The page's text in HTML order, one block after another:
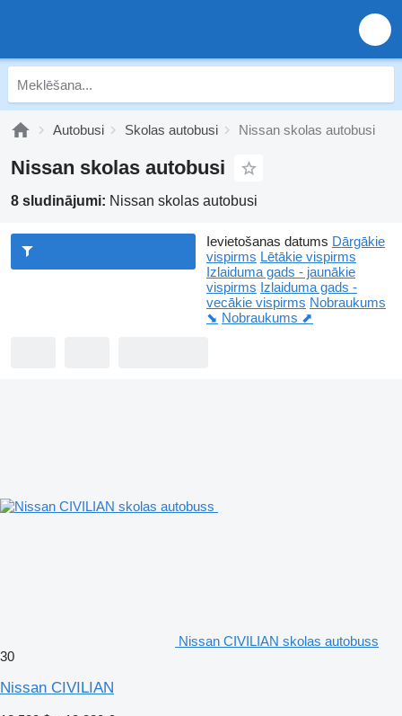
Autobusi Skolas autobusi Nissan skolas autobusi
Nissan skolas autobusi
8 sludinājumi: Nissan skolas autobusi
Ievietošanas datums Dārgākie
vispirms Lētākie vispirms
Izlaiduma gads - jaunākie
vispirms Izlaiduma gads -
vecākie vispirms Nobraukums
⬊ Nobraukums ⬈
Nissan CIVILIAN skolas autobuss
30
Nissan CIVILIAN